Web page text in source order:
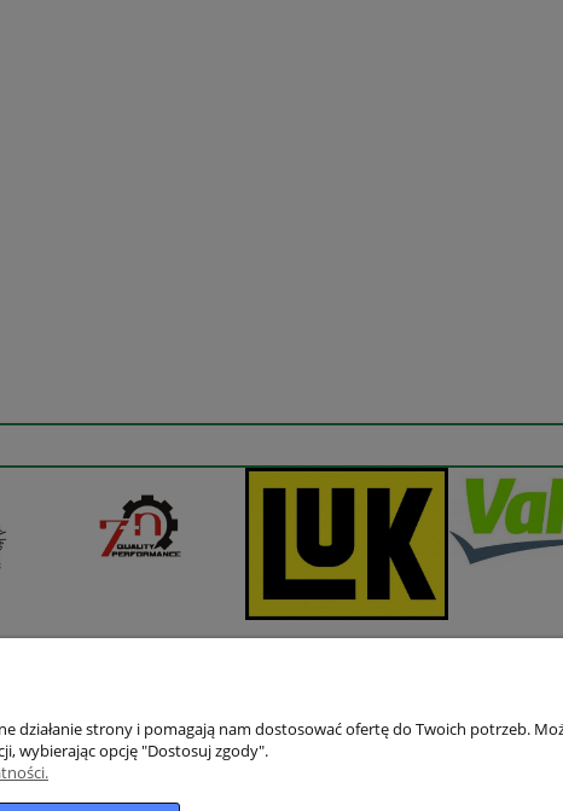
działanie strony i pomagają nam dostosować ofertę do Twoich potrzeb.
wybierając opcję "Dostosuj zgody".